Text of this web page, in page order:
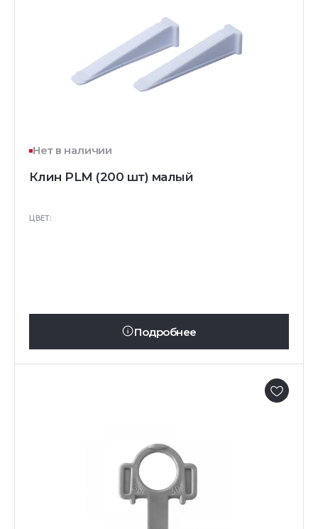
Нет в наличии
Клин PLM (200 шт) малый
ЦВЕТ:
Подробнее